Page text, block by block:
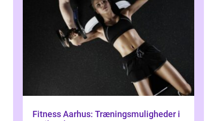
Fitness Aarhus: Træningsmuligheder i